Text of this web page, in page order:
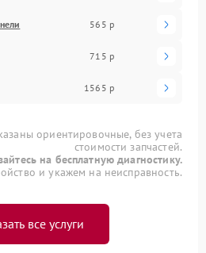
565 р
715 р
1565 р
ориентировочные, без учета
стоимости запчастей.
на бесплатную диагностику.
и укажем на неисправность.
все услуги